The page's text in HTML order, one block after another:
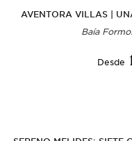
AVENTORA VILLAS |
Baía
Desde